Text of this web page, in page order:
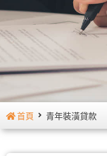
首頁 青年裝潢貸款